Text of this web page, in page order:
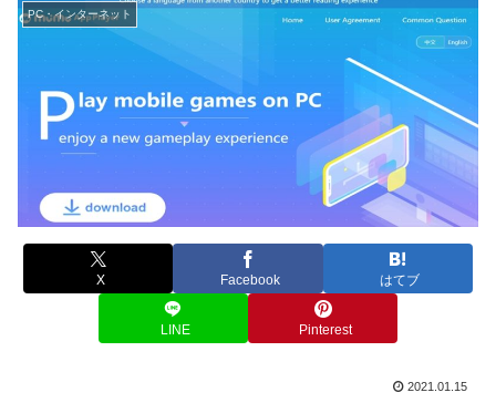
PC・インターネット
X Facebook はてブ
LINE Pinterest
2021.01.15